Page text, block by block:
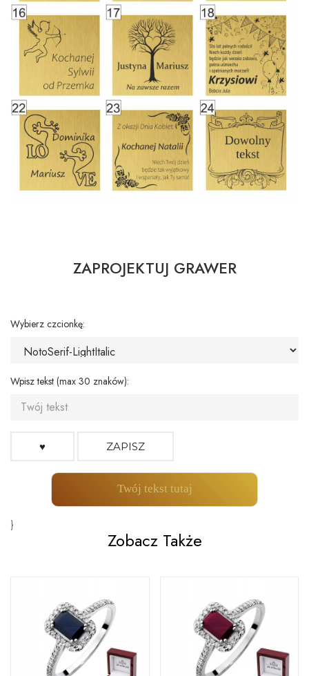
ZAPROJEKTUJ GRAWER
Wybierz czcionkę:
Wpisz tekst (max 30 znaków):
♥ ZAPISZ
Twój tekst tutaj
}
Zobacz Także